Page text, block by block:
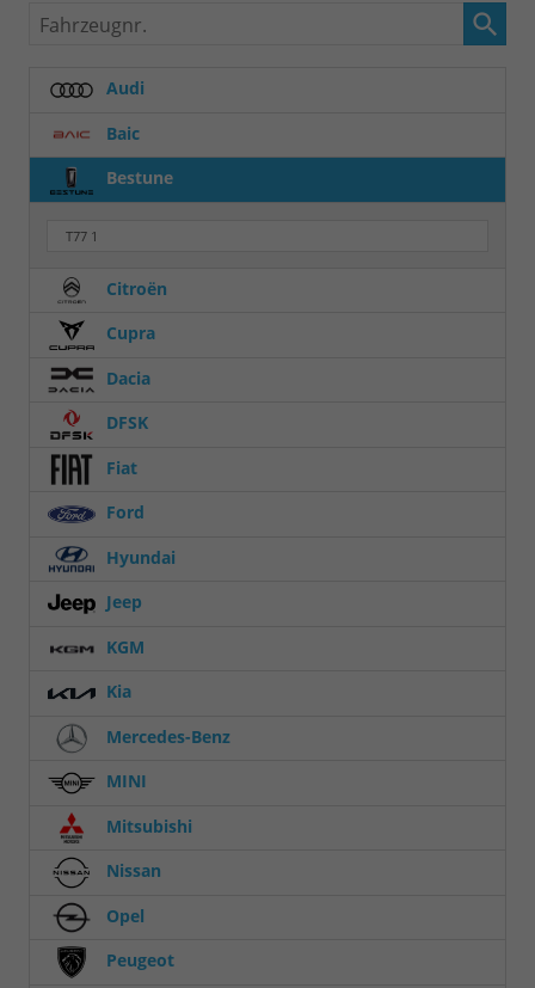
Fahrzeugnr.
Audi
Baic
Bestune
T77 1
Citroën
Cupra
Dacia
DFSK
Fiat
Ford
Hyundai
Jeep
KGM
Kia
Mercedes-Benz
MINI
Mitsubishi
Nissan
Opel
Peugeot